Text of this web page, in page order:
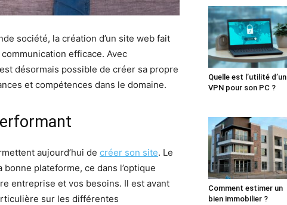
société, la création d’un site web fait
efficace. Avec
désormais possible de créer sa propre
et compétences dans le domaine.
aujourd’hui de créer son site. Le
plateforme, ce dans l’optique
entreprise et vos besoins. Il est avant
sur les différentes
Quelle est l’utilité d’un
VPN pour son PC ?
Comment estimer un
bien immobilier ?